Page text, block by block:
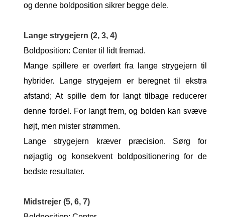
og denne boldposition sikrer begge dele.
Lange strygejern (2, 3, 4)
Boldposition: Center til lidt fremad.
Mange spillere er overført fra lange strygejern til
hybrider. Lange strygejern er beregnet til ekstra
afstand; At spille dem for langt tilbage reducerer
denne fordel. For langt frem, og bolden kan svæve
højt, men mister strømmen.
Lange strygejern kræver præcision. Sørg for
nøjagtig og konsekvent boldpositionering for de
bedste resultater.
Midstrejer (5, 6, 7)